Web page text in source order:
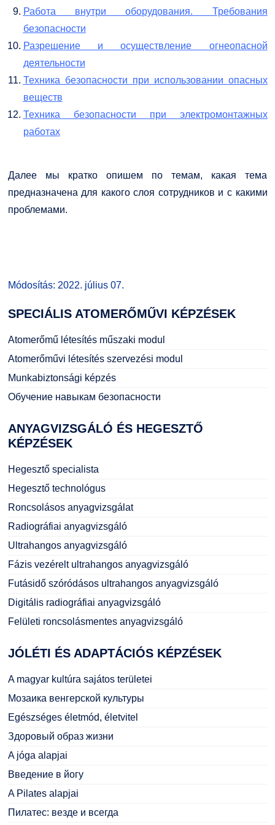
Работа внутри оборудования. Требования
безопасности
Разрешение и осуществление огнеопасной
деятельности
Техника безопасности при использовании опасных
веществ
Техника безопасности при электромонтажных
работах
Далее мы кратко опишем по темам, какая тема
предназначена для какого слоя сотрудников и с какими
проблемами.
Módosítás: 2022. július 07.
SPECIÁLISATOMERŐMŰVI KÉPZÉSEK
Atomerőmű létesítés műszaki modul
Atomerőművi létesítés szervezési modul
Munkabiztonsági képzés
Обучение навыкам безопасности
ANYAGVIZSGÁLÓ ÉS HEGESZTŐ
KÉPZÉSEK
Hegesztő specialista
Hegesztő technológus
Roncsolásos anyagvizsgálat
Radiográfiai anyagvizsgáló
Ultrahangos anyagvizsgáló
Fázis vezérelt ultrahangos anyagvizsgáló
Futásidő szóródásos ultrahangos anyagvizsgáló
Digitális radiográfiai anyagvizsgáló
Felületi roncsolásmentes anyagvizsgáló
JÓLÉTI ÉS ADAPTÁCIÓS KÉPZÉSEK
A magyar kultúra sajátos területei
Мозаика венгерской культуры
Egészséges életmód, életvitel
Здоровый образ жизни
A jóga alapjai
Введение в йогу
A Pilates alapjai
Пилатес: везде и всегда